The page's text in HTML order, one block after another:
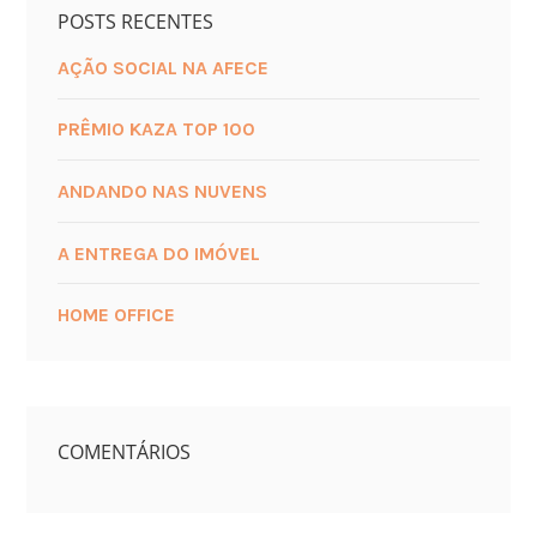
POSTS RECENTES
AÇÃO SOCIAL NA AFECE
PRÊMIO KAZA TOP 100
ANDANDO NAS NUVENS
A ENTREGA DO IMÓVEL
HOME OFFICE
COMENTÁRIOS